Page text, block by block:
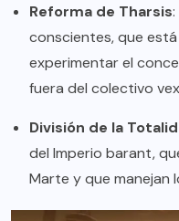
Reforma de Tharsis
conscientes, que
experimentar el
fuera del colectivo
División de la
del Imperio barant,
Marte y que manejan